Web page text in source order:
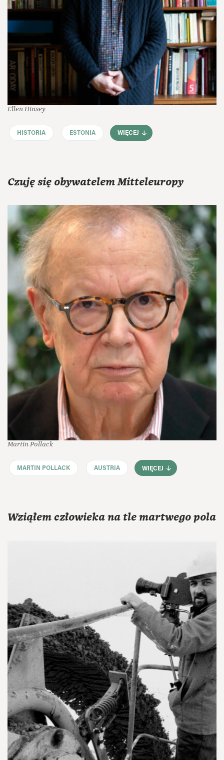
Ellen Hinsey
HISTORIA ESTONIA WIĘCEJ
Czuję się obywatelem Mitteleuropy
Martin Pollack
MARTIN POLLACK AUSTRIA WIĘCEJ
Wziąłem człowieka na tle martwego pola